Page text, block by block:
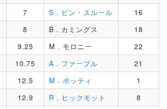
7 S．ビン・スルール
16
8 B．カミングス
18
9.25 M．モロニー
22
10.75 A．ファーブル
21
12.5 M．ボッティ
1
12.9 R．ヒックモット
8